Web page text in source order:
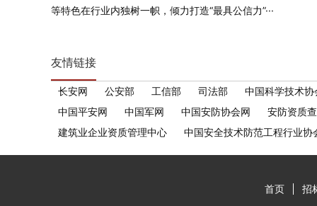
等特色在行业内独树一帜，倾力打造“最具公信力”···
友情链接
长安网 公安部 工信部 司法部
中国科学技术协
中国平安网
中国军网 中国安防协会网
安防资质
建筑业企业资质管理中心
中国安全技术防范工程行业协
首页 招